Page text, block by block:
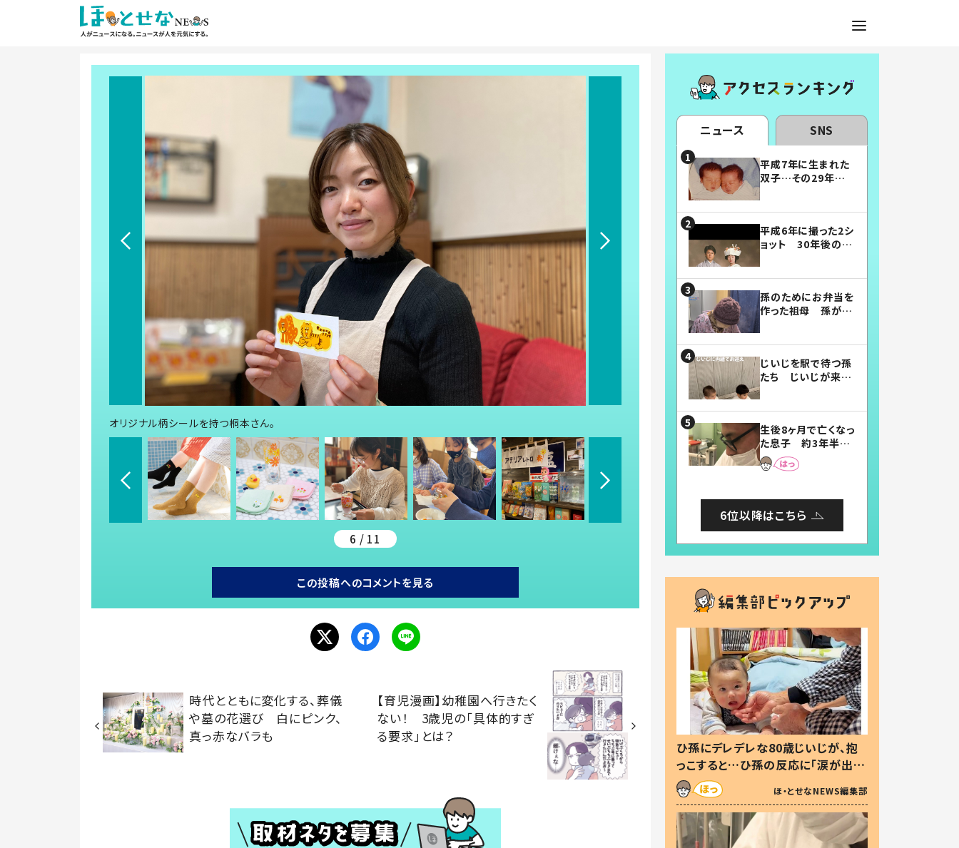
オリジナル柄シールを持つ桐本さん。
6 / 11
この投稿へのコメントを見る
時代とともに変化する、葬儀
や墓の花選び 白にピンク、
真っ赤なバラも
【育児漫画】幼稚園へ行きたく
ない！ 3歳児の「具体的すぎ
る要求」とは？
ニュース SNS
平成7年に生まれた
双子…その29年後
平成6年に撮った2シ
ョット 30年後の姿
孫のためにお弁当を
作った祖母 孫が絶
じいじを駅で待つ孫
たち じいじが来た
まらない」「幸せにな
れる」
生後8ヶ月で亡くなっ
た息子 約3年半
後、当時の妻の日記
に書いてあった本音
6位以降はこちら
ひ孫にデレデレな80歳じいじが、抱
っこすると…ひ孫の反応に「涙が出ま
した」「可愛くて仕方ない」
ほ・とせなNEWS編集部